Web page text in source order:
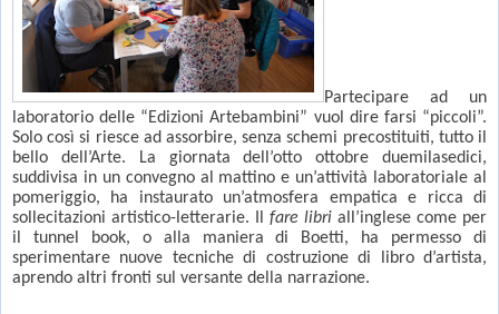
Partecipare ad un
laboratorio delle “Edizioni Artebambini” vuol dire farsi “piccoli”.
Solo così si riesce ad assorbire, senza schemi precostituiti, tutto il
bello dell’Arte. La giornata dell’otto ottobre duemilasedici,
suddivisa in un convegno al mattino e un’attività laboratoriale al
pomeriggio, ha instaurato un’atmosfera empatica e ricca di
sollecitazioni artistico-letterarie. Il fare libri all’inglese come per
il tunnel book, o alla maniera di Boetti, ha permesso di
sperimentare nuove tecniche di costruzione di libro d’artista,
aprendo altri fronti sul versante della narrazione.